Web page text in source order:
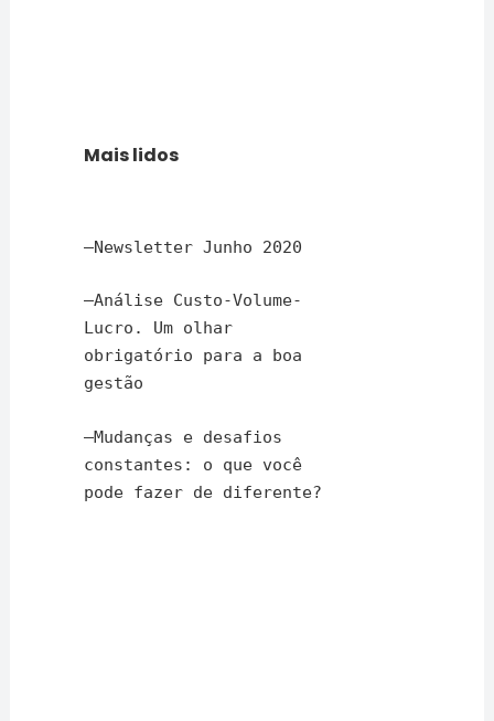
Mais lidos
–Newsletter Junho 2020
–Análise Custo-Volume-
Lucro. Um olhar
obrigatório para a boa
gestão
–Mudanças e desafios
constantes: o que você
pode fazer de diferente?